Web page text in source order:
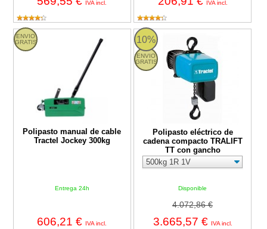
IVA incl. IVA incl.
ENVIO
GRATIS
Polipasto manual de cable
Tractel Jockey 300kg
Entrega 24h
606,21 € IVA incl.
Polipasto manual de cable Tractel Jockey 300kg
10%
ENVIO
GRATIS
Polipasto eléctrico de
cadena compacto TRALIFT
TT con gancho
Disponible
4.072,86 €
3.665,57 € IVA incl.
Polipasto eléctrico de cadena